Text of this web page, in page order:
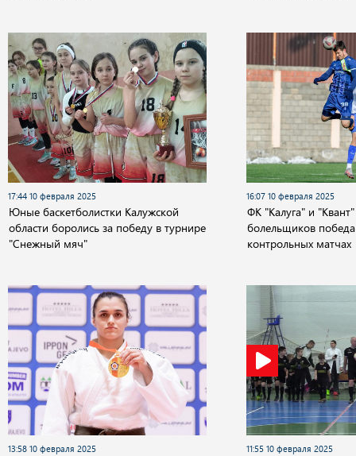
17:44 10 февраля 2025
Юные баскетболистки Калужской
области боролись за победу в турнире
"Снежный мяч"
16:07 10 февраля 2025
ФК "Калуга" и
болельщиков
контрольных матчах
13:58 10 февраля 2025 11:55 10 февраля 2025